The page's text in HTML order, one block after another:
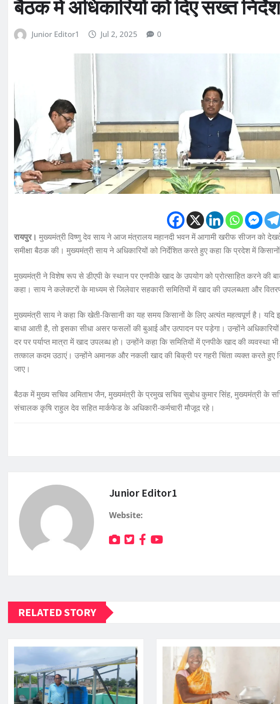
बैठक में अधिकारियों को दिए सख्त
Junior Editor1 Jul 2, 2025 0
रायपुर। मुख्यमंत्री विष्णु देव साय ने आज मंत्रालय महानदी भवन में आगामी खरीफ सीजन को
समीक्षा बैठक की। मुख्यमंत्री साय ने अधिकारियों को निर्देशित करते हुए कहा कि प्रदेश में
मुख्यमंत्री ने विशेष रूप से डीएपी के स्थान पर एनपीके खाद के उपयोग को प्रोत्साहित करने
कहा। साय ने कलेक्टरों के माध्यम से जिलेवार सहकारी समितियों में खाद की उपलब्धता और
मुख्यमंत्री साय ने कहा कि खेती-किसानी का यह समय किसानों के लिए अत्यंत महत्वपूर्ण है। यदि
बाधा आती है, तो इसका सीधा असर फसलों की बुआई और उत्पादन पर पड़ेगा। उन्होंने
दर पर पर्याप्त मात्रा में खाद उपलब्ध हो। उन्होंने कहा कि समितियों में एनपीके खाद की व्यवस्था
तत्काल कदम उठाएं। उन्होंने अमानक और नकली खाद की बिक्री पर गहरी चिंता व्यक्त करते हुए
जाए।
बैठक में मुख्य सचिव अमिताभ जैन, मुख्यमंत्री के प्रमुख सचिव सुबोध कुमार सिंह, मुख्यमंत्री के
संचालक कृषि राहुल देव सहित मार्कफेड के अधिकारी-कर्मचारी मौजूद रहे।
Junior Editor1
Website:
RELATED STORY